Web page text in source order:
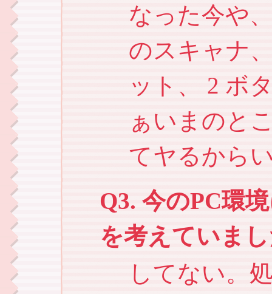
なった今や
のスキャナ
ット、 2 ボ
ぁいまのと
てヤるから
Q3. 今のPC環
を考えていま
してない。